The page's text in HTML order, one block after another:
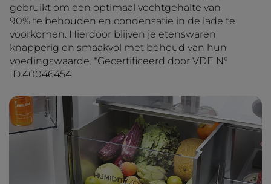
gebruikt om een optimaal vochtgehalte van
90% te behouden en condensatie in de lade te
voorkomen. Hierdoor blijven je etenswaren
knapperig en smaakvol met behoud van hun
voedingswaarde. *Gecertificeerd door VDE N°
ID.40046454